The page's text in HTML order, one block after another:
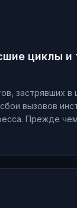
циклы и
застрявших в
вызовов
Прежде